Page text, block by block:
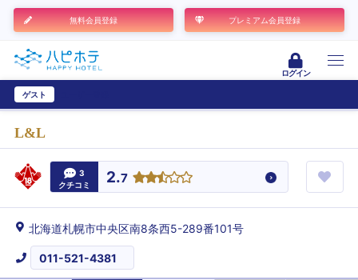
無料会員登録 プレミアム会員登録
ログイン
ゲスト
L&L
3
クチコミ
2.7
北海道札幌市中央区南8条西5-289番101号
011-521-4381